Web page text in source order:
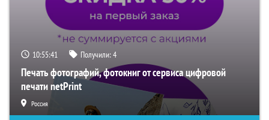
10:55:41 Получили:4
Печать фотографий, фотокниг от сервиса цифровой
печати netPrint
Россия